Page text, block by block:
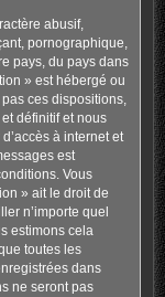
abusif,
pornographique,
pays, du pays dans
» est hébergé ou
ces dispositions,
définitif et nous
à internet et
est
Vous
» ait le droit de
n’importe quel
estimons cela
toutes les
dans
ne seront pas